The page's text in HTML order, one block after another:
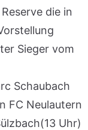
die in
Sieger vom
Schaubach
FC Neulautern
Uhr)